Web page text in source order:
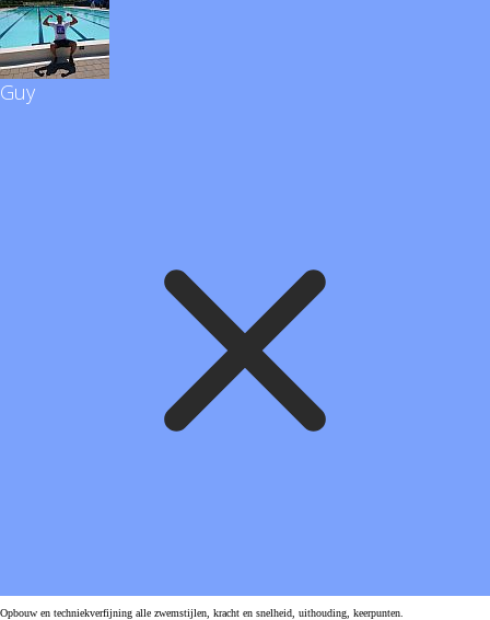
Guy
Opbouw en techniekverfijning alle zwemstijlen, kracht en snelheid, uithouding, keerpunten.